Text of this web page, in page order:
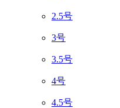
2.5号
3号
3.5号
4号
4.5号